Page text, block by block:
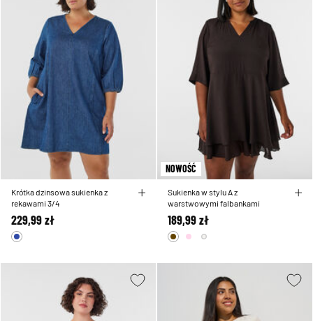
Krótka dzinsowa sukienka z
rekawami 3/4
229,99 zł
NOWOŚĆ
Sukienka w stylu A z
warstwowymi falbankami
189,99 zł